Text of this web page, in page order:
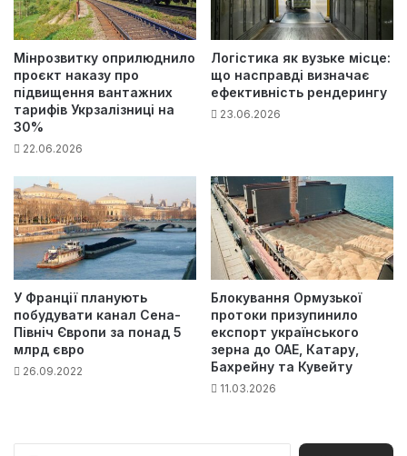
Мінрозвитку оприлюднило
проєкт наказу про
підвищення вантажних
тарифів Укрзалізниці на
30%
22.06.2026
Логістика як вузьке місце:
що насправді визначає
ефективність рендерингу
23.06.2026
У Франції планують
побудувати канал Сена-
Північ Європи за понад 5
млрд євро
26.09.2022
Блокування Ормузької
протоки призупинило
експорт українського
зерна до ОАЕ, Катару,
Бахрейну та Кувейту
11.03.2026
П